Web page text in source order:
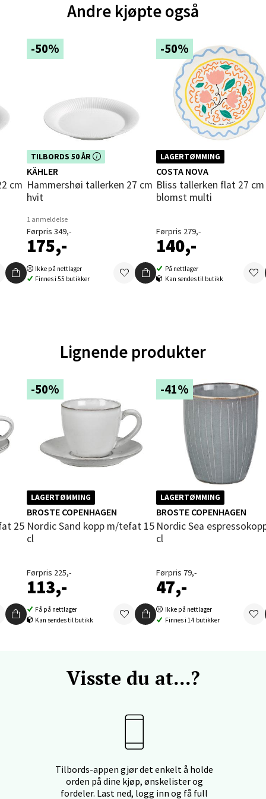
Andre kjøpte også
-50%
TILBORDS 50 ÅR
Dette produktet er inkludert i vår
kampanje. Benytt deg av rabatten i
dag!
KÄHLER
Hammershøi tallerken 27 cm
hvit
1 anmeldelse
Førpris 349,-
175,-
Ikke på nettlager
Finnes i 55 butikker
-50%
LAGERTØMMING
COSTA NOVA
Bliss tallerken flat 27 cm
blomst multi
Førpris 279,-
140,-
På nettlager
Kan sendes til butikk
Lignende produkter
-50%
LAGERTØMMING
BROSTE COPENHAGEN
Nordic Sand kopp m/tefat 15
cl
Førpris 225,-
113,-
Få på nettlager
Kan sendes til butikk
-41%
LAGERTØMMING
BROSTE COPENHAGEN
Nordic Sea espressokopp 10
cl
Førpris 79,-
47,-
Ikke på nettlager
Finnes i 14 butikker
Visste du at...?
Tilbords-appen gjør det enkelt å holde
orden på dine kjøp, ønskelister og
fordeler. Last ned, logg inn og få full
- Thon Senter Moa
25, 6010 Ålesund
10-20
- Moldetorget
6413 Molde
10-20
- Thon Senter Malmporten
1, 8514 Narvik
10-20
vei 52, 5147 Fyllingsdalen
- Aunasenteret
Sunndalsvegen 3, 7340 Oppdal
Orkanger, Orkdalsveien 113, 7300 Orkanger
09-20
7, 1338 Sandvika
- Thon Senter Sartor
12, 5353 Straume